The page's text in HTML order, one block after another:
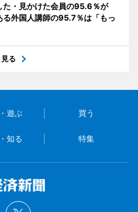
た・見かけた会員の95.6％が
る外国人講師の95.7％は「もっ
る
遊ぶ 買う
知る 特集